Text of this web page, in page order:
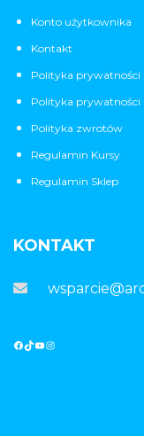
Konto użytkownika
Kontakt
Polityka prywatności
Polityka prywatności
Polityka zwrotów
Regulamin Kursy
Regulamin Sklep
KONTAKT